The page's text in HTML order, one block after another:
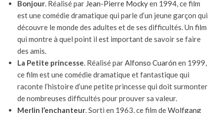
Bonjour. Réalisé par Jean-Pierre Mockyen 1994, ce film
est une comédie dramatique qui parle d’un jeune garçon qui
découvre le monde des adultes et de ses difficultés. Un film
qui montre à quel point il est important de savoir se faire
des amis.
La Petite princesse. Réalisé parAlfonso Cuarón en 1999,
ce film est une comédie dramatique et fantastique qui
raconte l’histoire d’une petite princesse qui doit surmonter
de nombreuses difficultés pour prouver sa valeur.
Merlin l’enchanteur. Sorti en 1963, ce film deWolfgang